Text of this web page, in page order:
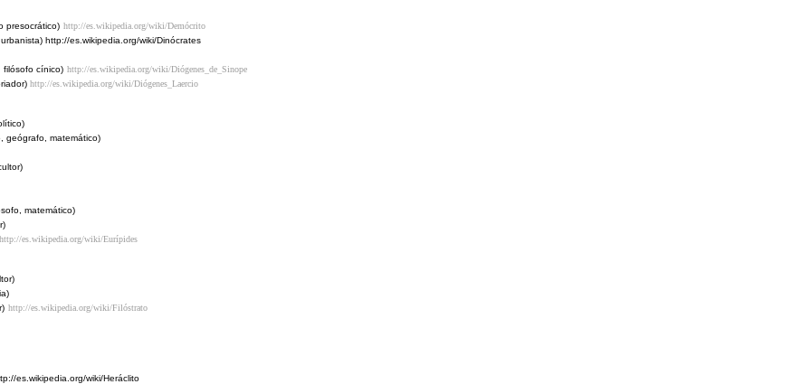
presocrático) http://es.wikipedia.org/wiki/Demócrito
http://es.wikipedia.org/wiki/Dinócrates
filósofo cínico) http://es.wikipedia.org/wiki/Diógenes_de_Sinope
http://es.wikipedia.org/wiki/Diógenes_Laercio
geógrafo, matemático)
matemático)
http://es.wikipedia.org/wiki/Eurípides
http://es.wikipedia.org/wiki/Filóstrato
es.wikipedia.org/wiki/Heráclito